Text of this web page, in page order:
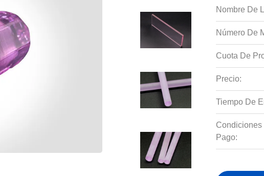
Nombre De
Número De
Cuota De
Precio:
Tiempo De
Condiciones
Pago: